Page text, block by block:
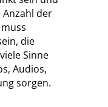
der
die
Sinne
Audios,
sorgen.